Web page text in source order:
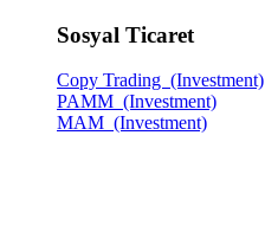
Sosyal Ticaret
Copy Trading (Investment)
PAMM (Investment)
MAM (Investment)